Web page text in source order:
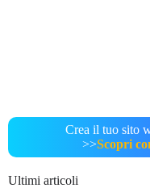
Crea il tuo sito
>>Scopri
Ultimi articoli